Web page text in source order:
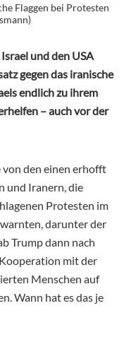
Flaggen bei Protesten
und den USA
gegen das iranische
endlich zu ihrem
– auch vor der
den einen erhofft
und Iranern, die
Protesten im
darunter der
Trump dann nach
mit der
Menschen auf
Wann hat es das je